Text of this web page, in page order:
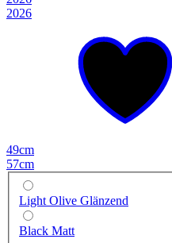
2026
49cm
57cm
Light Olive Glänzend
Black Matt